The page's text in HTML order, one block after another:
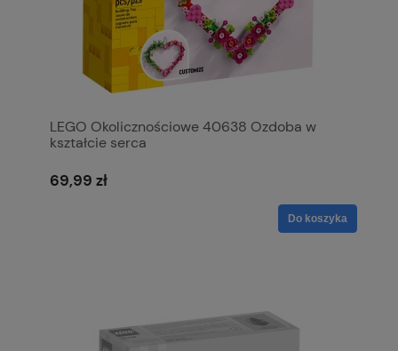
LEGO Okolicznościowe 40638 Ozdoba w
kształcie serca
69,99 zł
Do koszyka